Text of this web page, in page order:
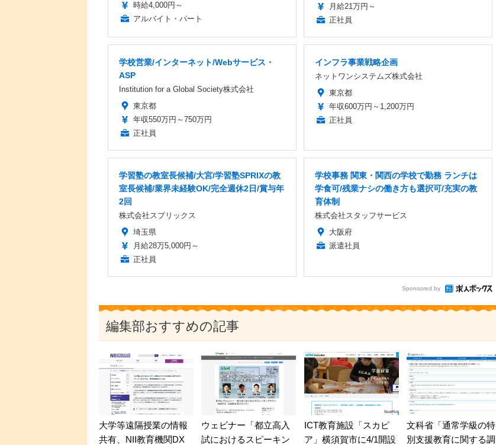
時給4,000円～
アルバイト・パート
月給21万円～
正社員
学校営業/インターネット/Webサービス・
ASP
Institution for a Global Society株式会社
東京都
年収550万円～750万円
正社員
インフラ事業戦略企画
ネットワンシステムズ株式会社
東京都
年収600万円～1,200万円
正社員
学習塾の教室長候補/大宮/学習塾SPRIXの教
室長候補/業界未経験OK/完全週休2日/賞与年
2回
株式会社スプリックス
埼玉県
月給28万5,000円～
正社員
学校事務 関東・関西の学校で勤務 ランチは
学食可/残業ナシの働き方も選択可/充実の教
育体制
株式会社スタッフサービス
大阪府
派遣社員
Sponsored by
編集部おすすめの記事
大学等遠隔授業の情報
共有、NII教育機関DX
ウェビナー「都立高入
試におけるスピーキン
ICT教育施設「スカピ
ア」横須賀市に4/1開設
文科省「通常学級の特
別支援教育に関する調